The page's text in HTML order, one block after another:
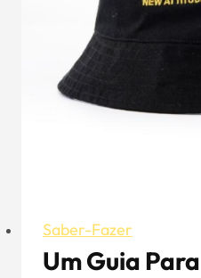
em
malha
Crown
Saber-Fazer
Um Guia